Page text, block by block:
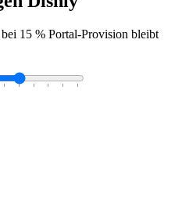
15 % Portal-Provision bleibt